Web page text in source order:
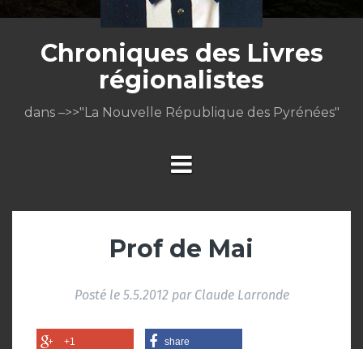
Chroniques des Livres
régionalistes
dans –>>"La Nouvelle République des Pyrénées"
Prof de Mai
Posté le 5.5.2012par Claude Larronde
+1 share